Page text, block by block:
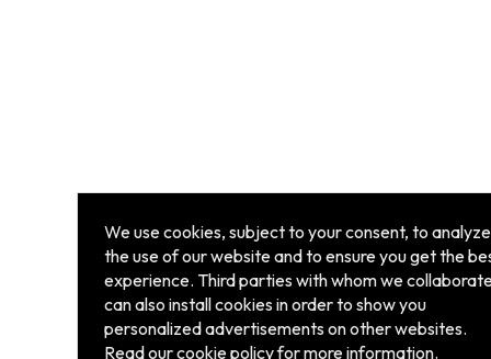
We use cookies, subject to your consent, to analyze
the use of our website and to ensure you get the
experience. Third parties with whom we
can also install cookies in order to show you
personalized advertisements on other websites.
Read ourcookie policyfor more information.